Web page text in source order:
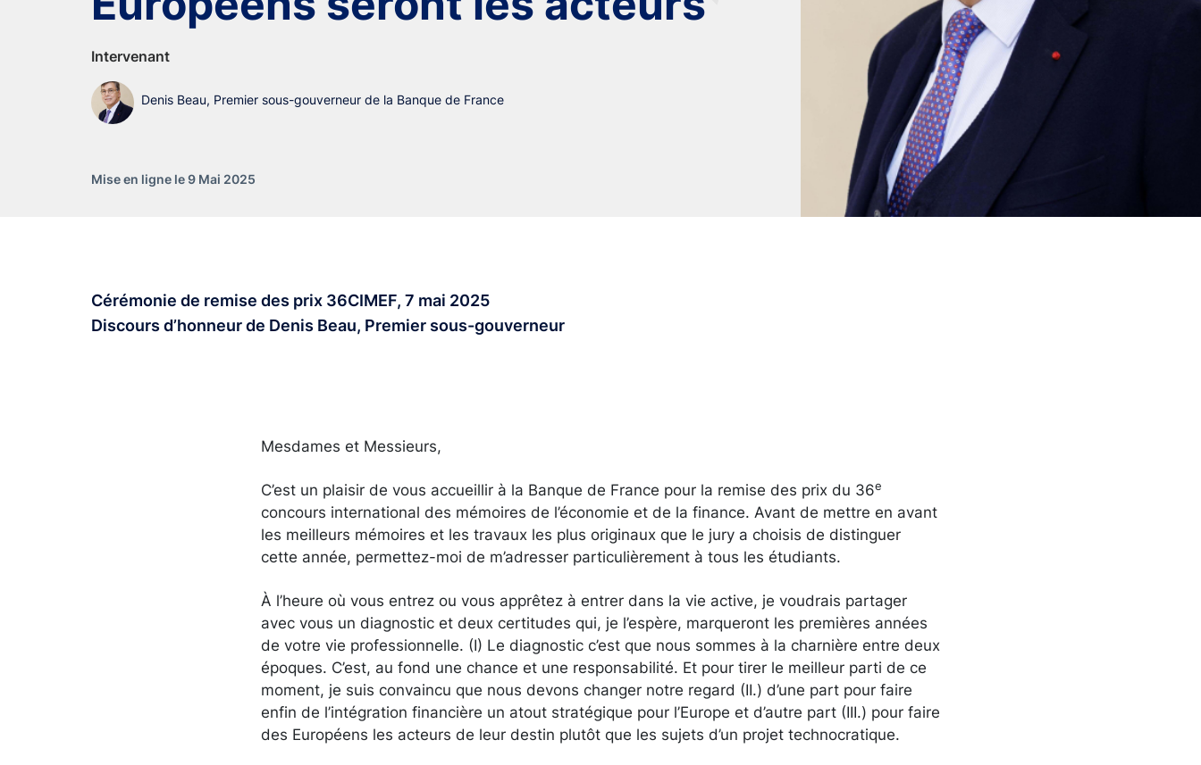
Intervenant
Denis Beau, Premier sous-gouverneur de la Banque de France
Mise en ligne le 9 Mai 2025
Cérémonie de remise des prix 36CIMEF, 7 mai 2025
Discours d’honneur de Denis Beau, Premier sous-gouverneur
Mesdames et Messieurs,
C’est un plaisir de vous accueillir à la Banque de France pour la remise des prix du 36e
concours international des mémoires de l’économie et de la finance. Avant de mettre en avant
les meilleurs mémoires et les travaux les plus originaux que le jury a choisis de distinguer
cette année, permettez-moi de m’adresser particulièrement à tous les étudiants.
À l’heure où vous entrez ou vous apprêtez à entrer dans la vie active, je voudrais partager
avec vous un diagnostic et deux certitudes qui, je l’espère, marqueront les premières années
de votre vie professionnelle. (I) Le diagnostic c’est que nous sommes à la charnière entre deux
époques. C’est, au fond une chance et une responsabilité. Et pour tirer le meilleur parti de ce
moment, je suis convaincu que nous devons changer notre regard (II.) d’une part pour faire
enfin de l’intégration financière un atout stratégique pour l’Europe et d’autre part (III.) pour faire
des Européens les acteurs de leur destin plutôt que les sujets d’un projet technocratique.